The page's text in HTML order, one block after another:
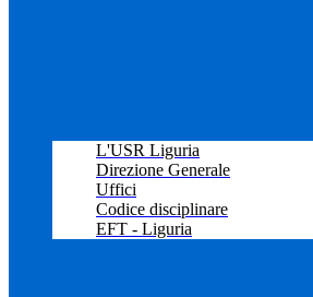
L'USR Liguria
Direzione Generale
Uffici
Codice disciplinare
EFT - Liguria